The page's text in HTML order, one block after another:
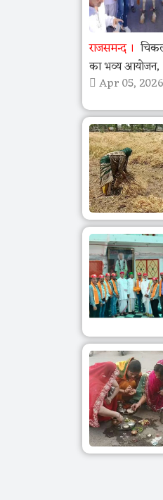
राजसमन्द
का भव्य आयोजन,
Apr 05, 2026